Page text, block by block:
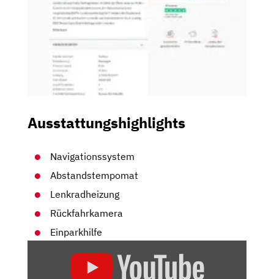
Ausstattungshighlights
Navigationssystem
Abstandstempomat
Lenkradheizung
Rückfahrkamera
Einparkhilfe